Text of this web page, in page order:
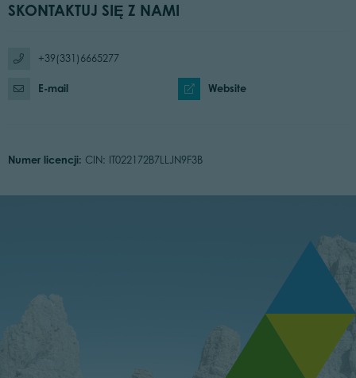
SKONTAKTUJ SIĘ Z NAMI
+39(331)6665277
E-mail Website
Numer licencji: CIN: IT022172B7LLJN9F3B